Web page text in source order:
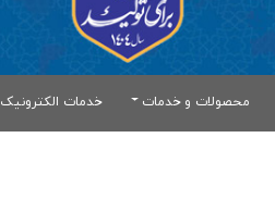
محصولات و خدمات خدمات الکترونیک